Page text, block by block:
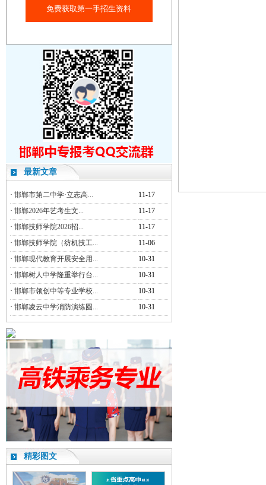
免费获取第一手招生资料
最新文章
· 邯郸市第二中学·立志高...
11-17
· 邯郸2026年艺考生文...
11-17
· 邯郸技师学院2026招...
11-17
· 邯郸技师学院（纺机技工...
11-06
· 邯郸现代教育开展安全用...
10-31
· 邯郸树人中学隆重举行台...
10-31
· 邯郸市领创中等专业学校...
10-31
· 邯郸凌云中学消防演练圆... 10-31
精彩图文